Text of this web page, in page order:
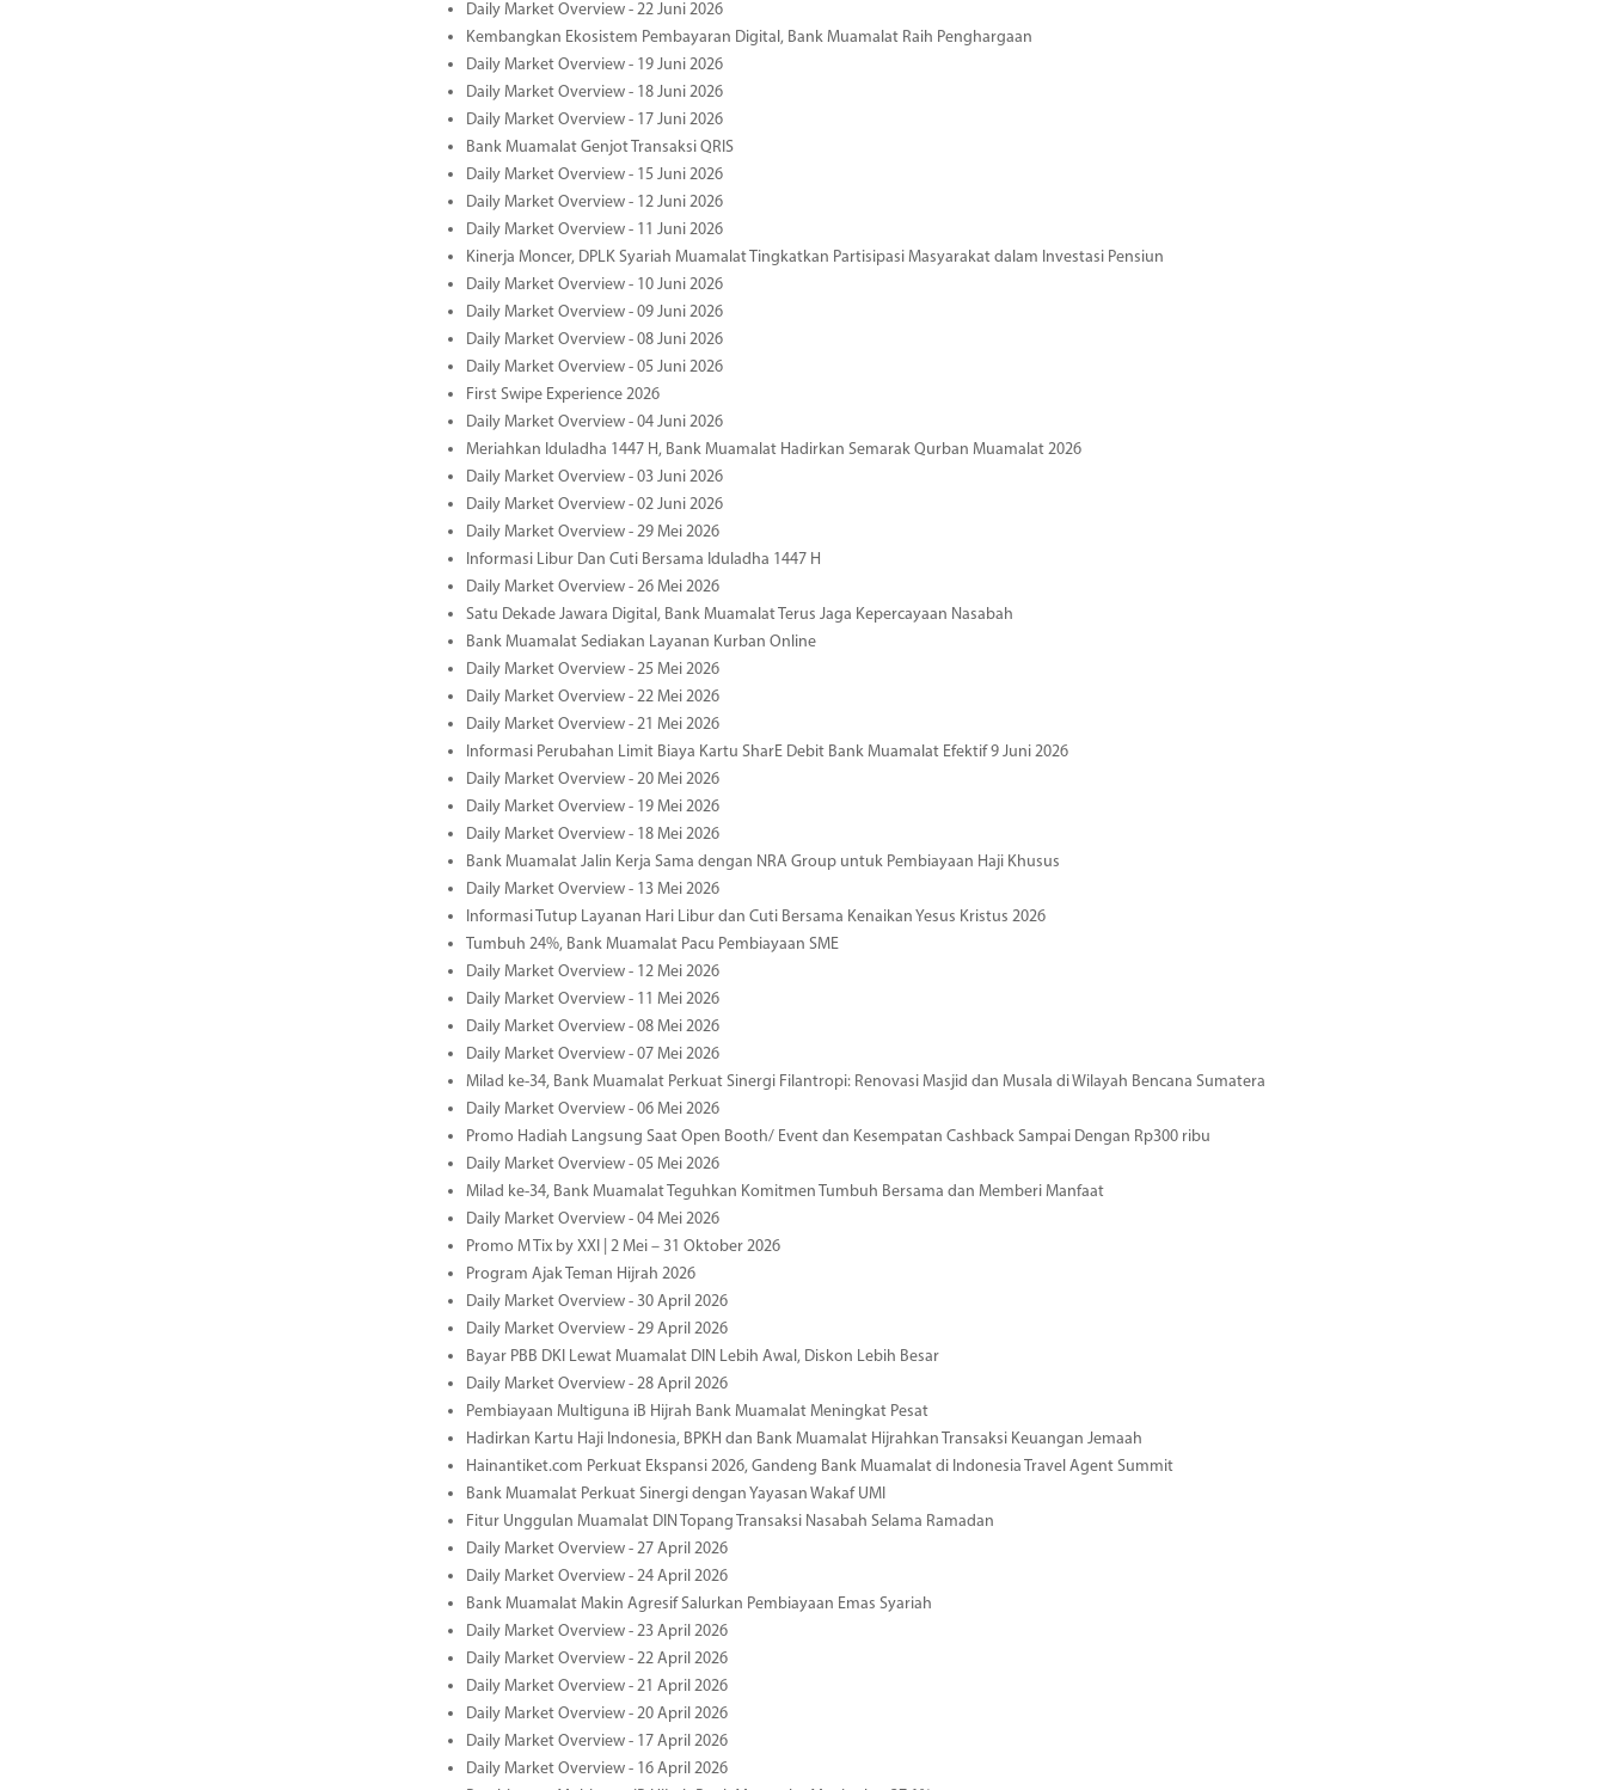
Daily Market Overview - 22 Juni 2026
Kembangkan Ekosistem Pembayaran Digital, Bank Muamalat Raih Penghargaan
Daily Market Overview - 19 Juni 2026
Daily Market Overview - 18 Juni 2026
Daily Market Overview - 17 Juni 2026
Bank Muamalat Genjot Transaksi QRIS
Daily Market Overview - 15 Juni 2026
Daily Market Overview - 12 Juni 2026
Daily Market Overview - 11 Juni 2026
Kinerja Moncer, DPLK Syariah Muamalat Tingkatkan Partisipasi Masyarakat dalam Investasi Pensiun
Daily Market Overview - 10 Juni 2026
Daily Market Overview - 09 Juni 2026
Daily Market Overview - 08 Juni 2026
Daily Market Overview - 05 Juni 2026
First Swipe Experience 2026
Daily Market Overview - 04 Juni 2026
Meriahkan Iduladha 1447 H, Bank Muamalat Hadirkan Semarak Qurban Muamalat 2026
Daily Market Overview - 03 Juni 2026
Daily Market Overview - 02 Juni 2026
Daily Market Overview - 29 Mei 2026
Informasi Libur Dan Cuti Bersama Iduladha 1447 H
Daily Market Overview - 26 Mei 2026
Satu Dekade Jawara Digital, Bank Muamalat Terus Jaga Kepercayaan Nasabah
Bank Muamalat Sediakan Layanan Kurban Online
Daily Market Overview - 25 Mei 2026
Daily Market Overview - 22 Mei 2026
Daily Market Overview - 21 Mei 2026
Informasi Perubahan Limit Biaya Kartu SharE Debit Bank Muamalat Efektif 9 Juni 2026
Daily Market Overview - 20 Mei 2026
Daily Market Overview - 19 Mei 2026
Daily Market Overview - 18 Mei 2026
Bank Muamalat Jalin Kerja Sama dengan NRA Group untuk Pembiayaan Haji Khusus
Daily Market Overview - 13 Mei 2026
Informasi Tutup Layanan Hari Libur dan Cuti Bersama Kenaikan Yesus Kristus 2026
Tumbuh 24%, Bank Muamalat Pacu Pembiayaan SME
Daily Market Overview - 12 Mei 2026
Daily Market Overview - 11 Mei 2026
Daily Market Overview - 08 Mei 2026
Daily Market Overview - 07 Mei 2026
Milad ke-34, Bank Muamalat Perkuat Sinergi Filantropi: Renovasi Masjid dan Musala di Wilayah Bencana Sumatera
Daily Market Overview - 06 Mei 2026
Promo Hadiah Langsung Saat Open Booth/ Event dan Kesempatan Cashback Sampai Dengan Rp300 ribu
Daily Market Overview - 05 Mei 2026
Milad ke-34, Bank Muamalat Teguhkan Komitmen Tumbuh Bersama dan Memberi Manfaat
Daily Market Overview - 04 Mei 2026
Promo M Tix by XXI | 2 Mei – 31 Oktober 2026
Program Ajak Teman Hijrah 2026
Daily Market Overview - 30 April 2026
Daily Market Overview - 29 April 2026
Bayar PBB DKI Lewat Muamalat DIN Lebih Awal, Diskon Lebih Besar
Daily Market Overview - 28 April 2026
Pembiayaan Multiguna iB Hijrah Bank Muamalat Meningkat Pesat
Hadirkan Kartu Haji Indonesia, BPKH dan Bank Muamalat Hijrahkan Transaksi Keuangan Jemaah
Hainantiket.com Perkuat Ekspansi 2026, Gandeng Bank Muamalat di Indonesia Travel Agent Summit
Bank Muamalat Perkuat Sinergi dengan Yayasan Wakaf UMI
Fitur Unggulan Muamalat DIN Topang Transaksi Nasabah Selama Ramadan
Daily Market Overview - 27 April 2026
Daily Market Overview - 24 April 2026
Bank Muamalat Makin Agresif Salurkan Pembiayaan Emas Syariah
Daily Market Overview - 23 April 2026
Daily Market Overview - 22 April 2026
Daily Market Overview - 21 April 2026
Daily Market Overview - 20 April 2026
Daily Market Overview - 17 April 2026
Daily Market Overview - 16 April 2026